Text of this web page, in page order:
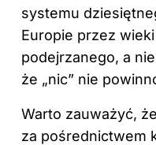
systemu
Europie przez
podejrzanego, a
że „nic” nie
Warto zauważyć,
za pośrednictwem